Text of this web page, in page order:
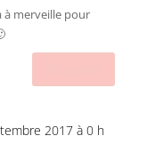
à merveille pour
2017 à 0 h